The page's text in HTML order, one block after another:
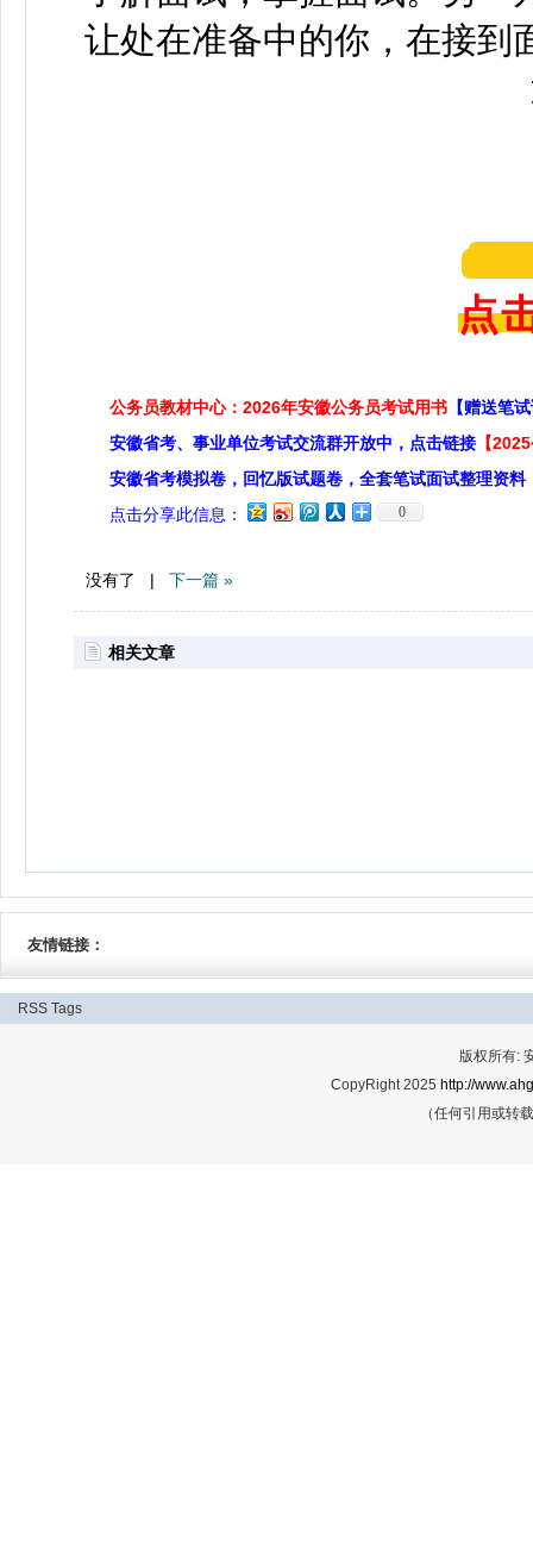
让处在准备中的你，在接到
点
公务员教材中心：2026年安徽公务员考试用书 【赠送笔
安徽省考、事业单位考试交流群开放中，点击链接 【
安徽省考模拟卷，回忆版试题卷，全套笔试面试整理资料
点击分享此信息：
0
没有了 | 下一篇 »
相关文章
友情链接：
RSS Tags
版权所有:
CopyRight 2025 http://
（任何引用或转